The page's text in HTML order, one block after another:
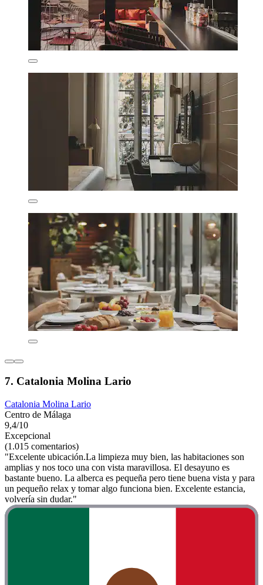
7. Catalonia Molina Lario
Catalonia Molina Lario
Centro de Málaga
9,4/10
Excepcional
(1.015 comentarios)
"Excelente ubicación.La limpieza muy bien, las habitaciones son
amplias y nos toco una con vista maravillosa. El desayuno es
bastante bueno. La alberca es pequeña pero tiene buena vista y para
un pequeño relax y tomar algo funciona bien. Excelente estancia,
volvería sin dudar."